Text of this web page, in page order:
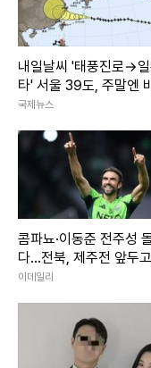
내일날씨 '태풍진로→
타' 서울 39도, 주말엔
국제뉴스
콤파뇨·이동준 전주성
다...전북, 제주전 앞두
만마
이데일리